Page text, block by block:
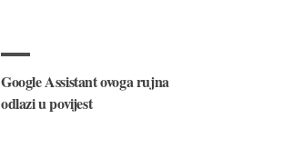
Google Assistant ovoga rujna
odlazi u povijest